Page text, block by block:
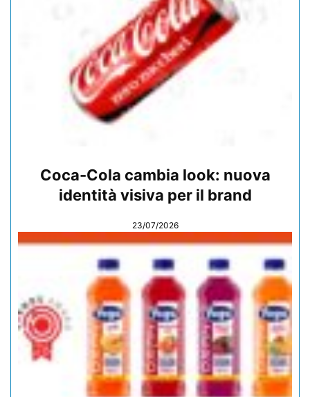
Coca-Cola cambia look: nuova
identità visiva per il brand
23/07/2026